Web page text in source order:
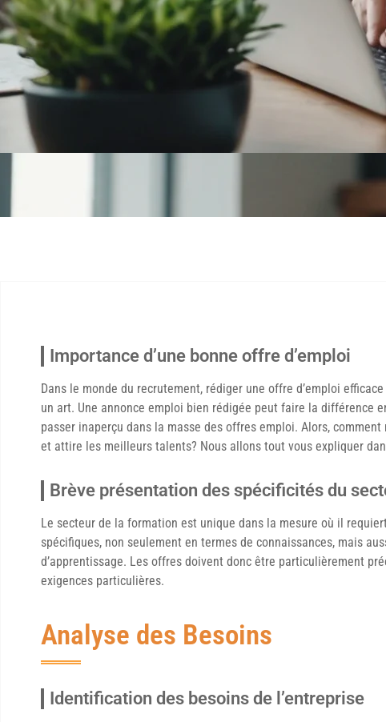
Importance d’une bonne offre d’emploi
Dans le monde du recrutement, rédiger une offre d’emploi
un art. Une annonce emploi bien rédigée peut faire la différence
passer inaperçu dans la masse des offres emploi. Alors,
et attire les meilleurs talents? Nous allons tout vous expliquer
Brève présentation des spécificités du
Le secteur de la formation est unique dans la mesure où il
spécifiques, non seulement en termes de connaissances, mais
d’apprentissage. Les offres doivent donc être particulièrement
exigences particulières.
Analyse des Besoins
Identification des besoins de l’entreprise